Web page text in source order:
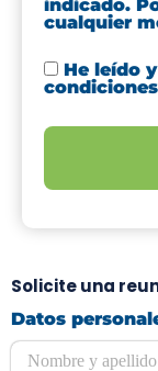
indicado.
cualquier
He leído
condiciones
Solicite una
Datos